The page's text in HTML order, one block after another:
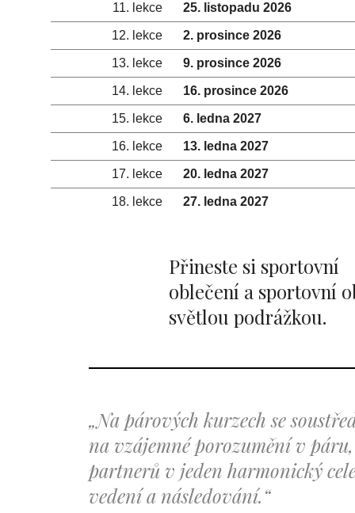
11. lekce 25. listopadu 2026
12. lekce 2. prosince 2026
13. lekce 9. prosince 2026
14. lekce 16. prosince 2026
15. lekce 6. ledna 2027
16. lekce 13. ledna 2027
17. lekce 20. ledna 2027
18. lekce 27. ledna 2027
Přineste si sportovní
oblečení a sportovní
světlou podrážkou.
„Na párových kurzech se
na vzájemné porozumění v
partnerů v jeden harmonický
vedení a následování.“